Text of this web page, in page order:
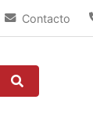
Contacto